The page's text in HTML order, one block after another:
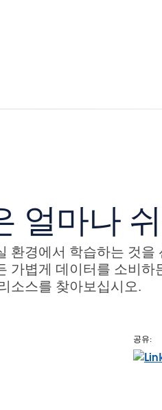
for 계획 및 가격
얼마나
환경에서 학습하는 것을
가볍게 데이터를 소비하
소스를 찾아보십시오.
공유: